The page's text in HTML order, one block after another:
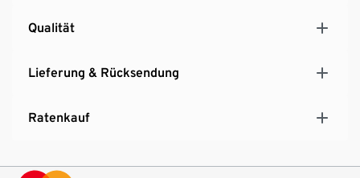
Qualität
Lieferung & Rücksendung
Ratenkauf